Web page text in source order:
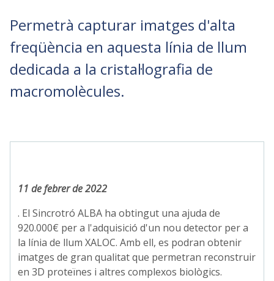
Permetrà capturar imatges d'alta
freqüència en aquesta línia de llum
dedicada a la cristal·lografia de
macromolècules.
11 de febrer de 2022
. El Sincrotró ALBA ha obtingut una ajuda de
920.000€ per a l'adquisició d'un nou detector per a
la línia de llum XALOC. Amb ell, es podran obtenir
imatges de gran qualitat que permetran reconstruir
en 3D proteïnes i altres complexos biològics.